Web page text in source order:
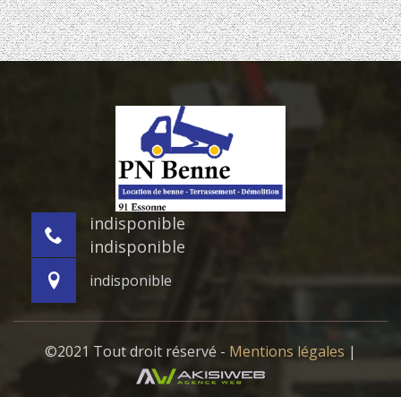
indisponible
indisponible
indisponible
©2021 Tout droit réservé - Mentions légales |